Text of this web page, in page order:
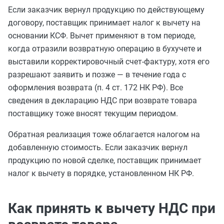
Если заказчик вернул продукцию по действующему
договору, поставщик принимает налог к вычету на
основании КСФ. Вычет применяют в том периоде,
когда отразили возвратную операцию в бухучете и
выставили корректировочный счет-фактуру, хотя его
разрешают заявить и позже — в течение года с
оформления возврата (п. 4 ст. 172 НК РФ). Все
сведения в декларацию НДС при возврате товара
поставщику тоже вносят текущим периодом.
Обратная реализация тоже облагается налогом на
добавленную стоимость. Если заказчик вернул
продукцию по новой сделке, поставщик принимает
налог к вычету в порядке, установленном НК РФ.
Как принять к вычету НДС при